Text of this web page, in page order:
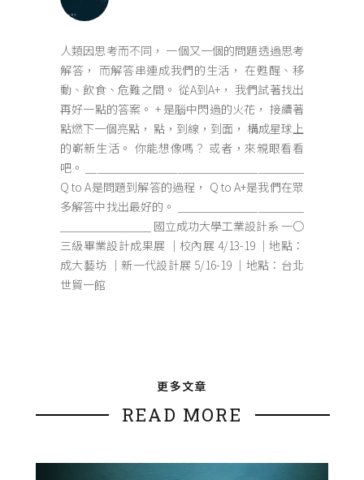
人類因思考而不同， 一個又一個的問題透過思考
解答， 而解答串連成我們的生活， 在甦醒、移
動、飲食、危難之間。 從A到A+， 我們試著找出
再好一點的答案。 + 是腦中閃過的火花， 接續著
點燃下一個亮點， 點，到線，到面， 構成星球上
的嶄新生活。 你能想像嗎？ 或者，來親眼看看
吧。 ＿＿＿＿＿＿＿＿＿＿＿＿＿＿＿＿＿＿＿
Q to A是問題到解答的過程， Q to A+是我們在眾
多解答中找出最好的。 ＿＿＿＿＿＿＿＿＿＿＿
＿＿＿＿＿＿＿＿ 國立成功大學工業設計系 一〇
三級畢業設計成果展 ｜校內展 4/13-19 ｜地點：
成大藝坊 ｜新一代設計展 5/16-19 ｜地點：台北
世貿一館
更多文章
READ MORE